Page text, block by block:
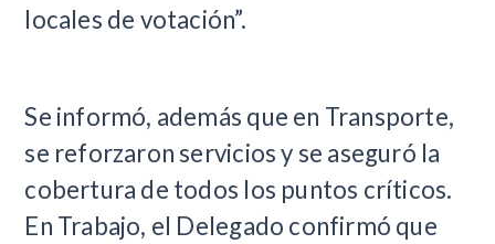
locales de votación”.
Se informó, además que en Transporte,
se reforzaron servicios y se aseguró la
cobertura de todos los puntos críticos.
En Trabajo, el Delegado confirmó que